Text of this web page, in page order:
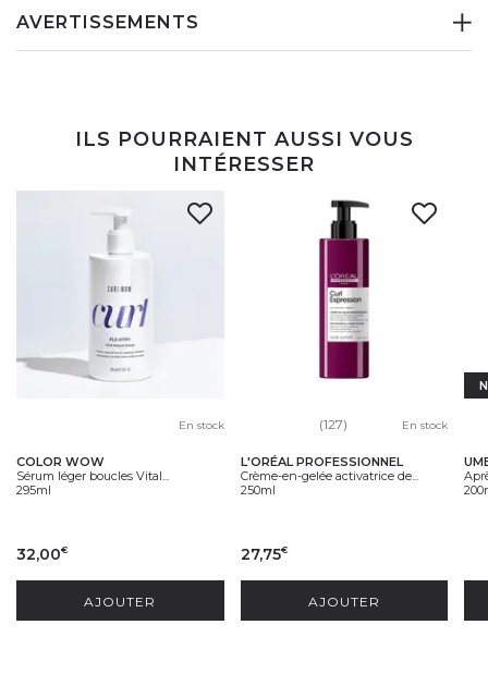
AVERTISSEMENTS
ILS POURRAIENT AUSSI VOUS
INTÉRESSER
En stock
COLOR WOW
Sérum léger boucles Vital...
295ml
32,00€
AJOUTER
(127) En stock
L'ORÉAL PROFESSIONNEL
Crème-en-gelée activatrice de...
250ml
27,75€
AJOUTER